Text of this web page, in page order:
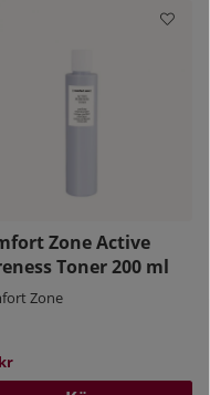
Zone Active
Toner 200 ml
Zone